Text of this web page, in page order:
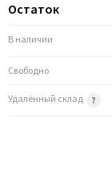
Остаток
В наличии
Свободно
Удалённый склад